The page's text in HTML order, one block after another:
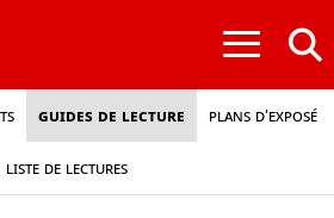
≡
Guides de lecture Plans d'exposé
Liste de lectures